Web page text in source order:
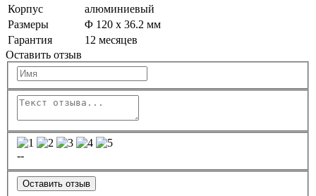
Корпус
алюминиевый
Размеры
Φ 120 х 36.2 мм
Гарантия
12 месяцев
Оставить отзыв
--
Оставить отзыв